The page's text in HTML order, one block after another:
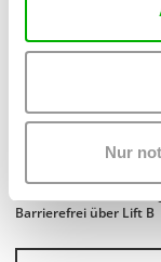
Nur
ON CHEWING
WAS, WENN
METHODE IST?
Do 17.9.2026 bis Sa
Barrierefrei über Lift B